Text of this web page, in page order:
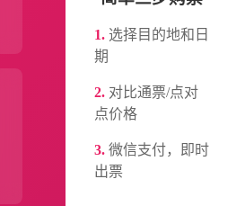
1. 选择目的地和日
期
2. 对比通票/点对
点价格
3. 微信支付，即时
出票